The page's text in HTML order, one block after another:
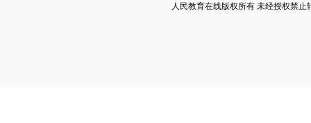
人民教育在线版权所有 未经授权禁